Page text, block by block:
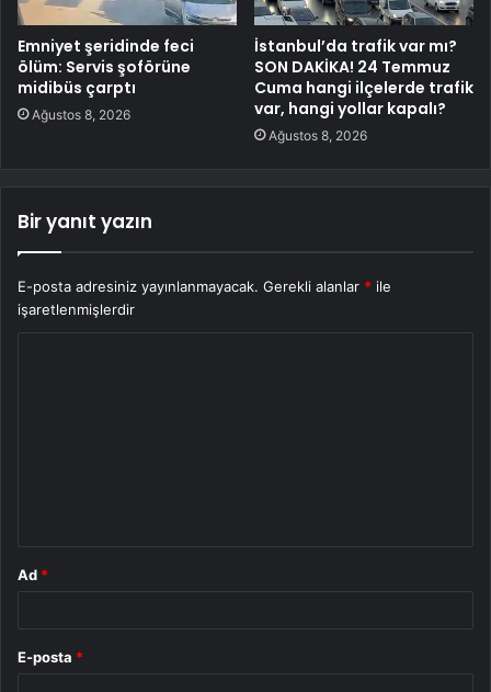
Emniyet şeridinde feci
ölüm: Servis şoförüne
midibüs çarptı
Ağustos 8, 2026
İstanbul’da trafik var mı?
SON DAKİKA! 24 Temmuz
Cuma hangi ilçelerde trafik
var, hangi yollar kapalı?
Ağustos 8, 2026
Bir yanıt yazın
E-posta adresiniz yayınlanmayacak. Gerekli alanlar * ile
işaretlenmişlerdir
Ad *
E-posta *